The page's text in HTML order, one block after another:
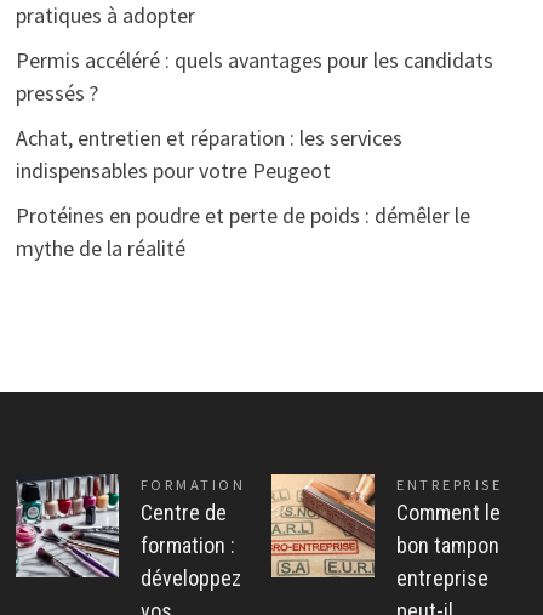
pratiques à adopter
Permis accéléré : quels avantages pour les candidats
pressés ?
Achat, entretien et réparation : les services
indispensables pour votre Peugeot
Protéines en poudre et perte de poids : démêler le
mythe de la réalité
FORMATION
Centre de
formation :
développez
ENTREPRISE
Comment le
bon tampon
entreprise